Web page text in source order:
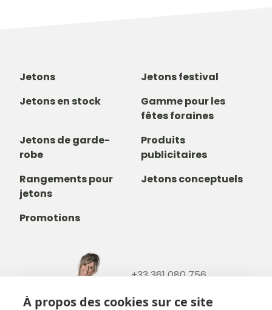
À propos des cookies sur ce site
Jetons
Jetons festival
Jetons en stock
Gamme pour les
fêtes foraines
Jetons de garde-
robe
Produits
publicitaires
Rangements pour
jetons
Jetons conceptuels
Promotions
+33 361 080 756